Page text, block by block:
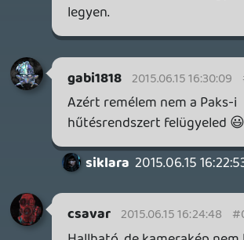
Beléptem én is a VIP szobába.:)
Alwares 2015.06.15 16:17:13 #06o9n
Hát ez ilyen, én most úgyis szopok az
adott feladattal, nem haladok. Mondjuk ez
a podcast se segít sokat benne 😃
egyszerre tölt el a nevetés és a
szomorúság érzése 😃